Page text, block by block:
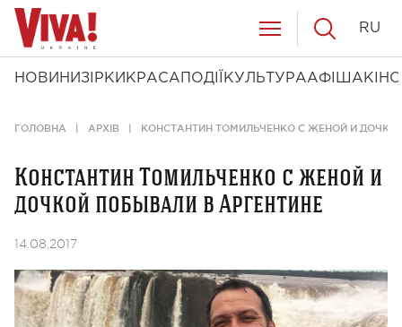
НОВИНИ ЗІРКИ КРАСА ПОДІЇ КУЛЬТУРААФІША КІНО
RU
ГОЛОВНА АРХІВ КОНСТАНТИН ТОМИЛЬЧЕНКО С ЖЕНОЙ И
Константин Томильченко с женой и
дочкой побывали в Аргентине
14.08.2017